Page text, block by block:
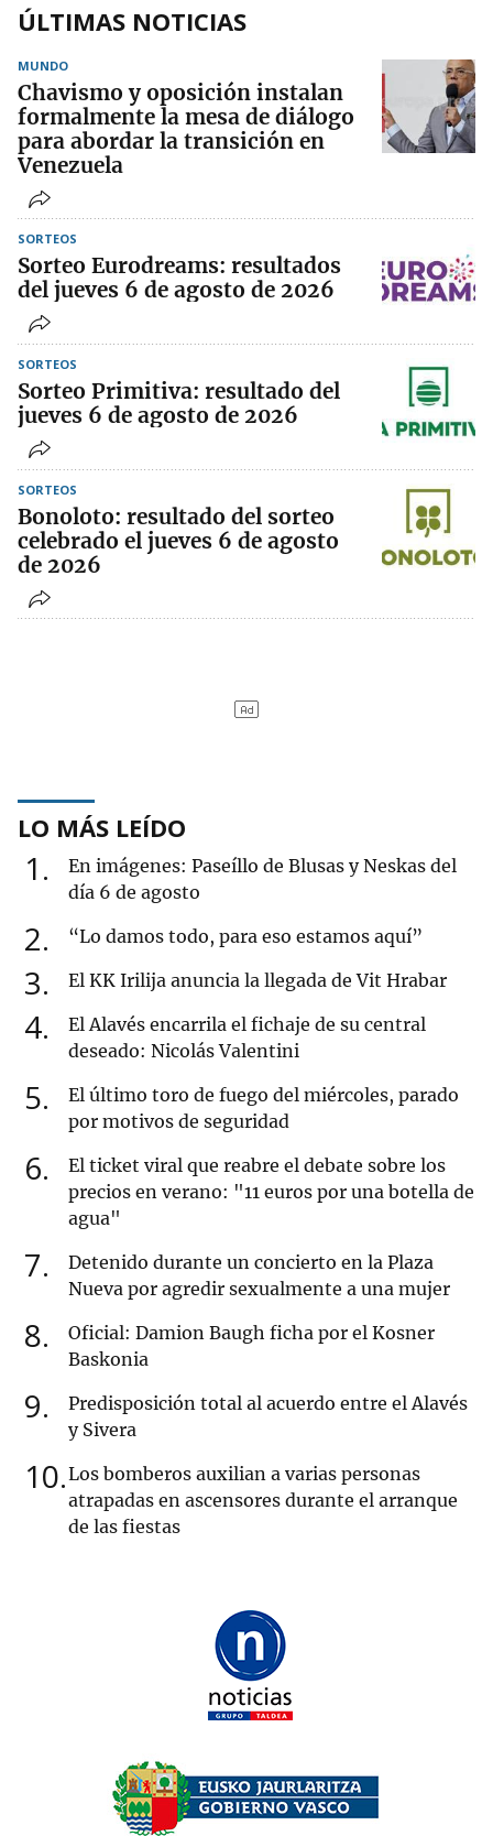
ÚLTIMAS NOTICIAS
MUNDO
Chavismo y oposición instalan
formalmente la mesa de diálogo
para abordar la transición en
Venezuela
SORTEOS
Sorteo Eurodreams: resultados
del jueves 6 de agosto de 2026
SORTEOS
Sorteo Primitiva: resultado del
jueves 6 de agosto de 2026
SORTEOS
Bonoloto: resultado del sorteo
celebrado el jueves 6 de agosto
de 2026
LO MÁS LEÍDO
1
En imágenes: Paseíllo de Blusas y Neskas del
día 6 de agosto
2 “Lo damos todo, para eso estamos aquí”
3 El KK Irilija anuncia la llegada de Vit Hrabar
4
El Alavés encarrila el fichaje de su central
deseado: Nicolás Valentini
5
El último toro de fuego del miércoles, parado
por motivos de seguridad
6
El ticket viral que reabre el debate sobre los
precios en verano: "11 euros por una botella de
agua"
7
Detenido durante un concierto en la Plaza
Nueva por agredir sexualmente a una mujer
8
Oficial: Damion Baugh ficha por el Kosner
Baskonia
9
Predisposición total al acuerdo entre el Alavés
y Sivera
10 Los bomberos auxilian a varias personas
atrapadas en ascensores durante el arranque
de las fiestas